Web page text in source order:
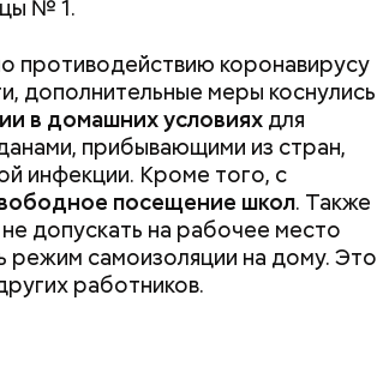
№ 1.
противодействию коронавирусу
дополнительные меры коснулись
в домашних условиях для
прибывающими из стран,
инфекции. Кроме того, с
посещение школ. Также
допускать на рабочее место
самоизоляции на дому. Это
работников.
родился в городке Патаре. С
религией и рано принял
Его дядя, епископ Николай
с яблоками